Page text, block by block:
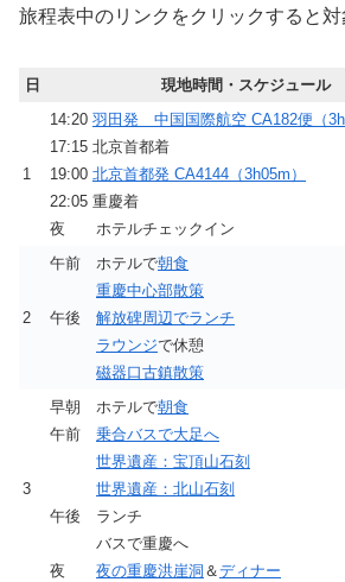
旅程表中のリンクをクリックすると対
日 現地時間・スケジュール
1
14:20 羽田発 中国国際航空 CA182便（
17:15 北京首都着
19:00 北京首都発 CA4144（3h05m）
22:05 重慶着
夜 ホテルチェックイン
2
午前 ホテルで朝食
重慶中心部散策
午後 解放碑周辺でランチ
ラウンジで休憩
磁器口古鎮散策
3
早朝 ホテルで朝食
午前 乗合バスで大足へ
世界遺産：宝頂山石刻
世界遺産：北山石刻
午後 ランチ
バスで重慶へ
夜 夜の重慶洪崖洞 ＆ディナー